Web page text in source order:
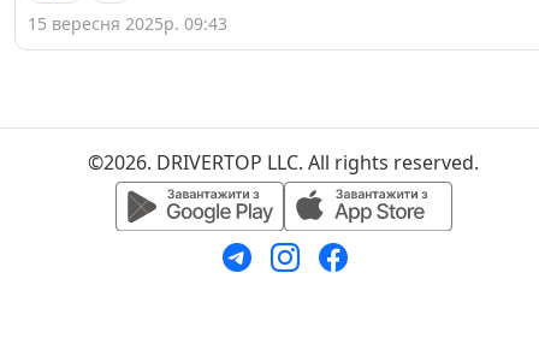
15 вересня 2025р. 09:43
©2026. DRIVERTOP LLC. All rights reserved.